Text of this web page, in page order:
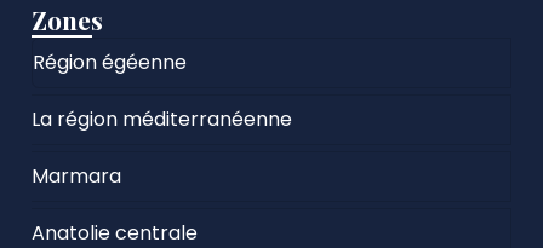
Zones
Région égéenne
La région méditerranéenne
Marmara
Anatolie centrale